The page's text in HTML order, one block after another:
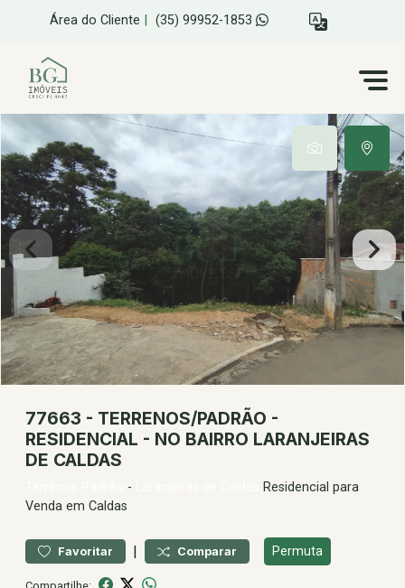
Área do Cliente (35) 99952-1853
77663 - TERRENOS/PADRÃO -
RESIDENCIAL - NO BAIRRO LARANJEIRAS
DE CALDAS
-
Residencial para
Venda em Caldas
Favoritar | Comparar Permuta
Compartilhe: